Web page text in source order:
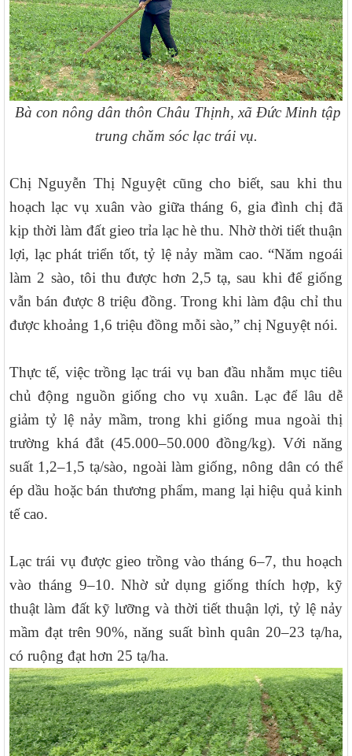
Bà con nông dân thôn Châu Thịnh, xã Đức Minh tập
trung chăm sóc lạc trái vụ.
Chị Nguyễn Thị Nguyệt cũng cho biết, sau khi thu
hoạch lạc vụ xuân vào giữa tháng 6, gia đình chị đã
kịp thời làm đất gieo trỉa lạc hè thu. Nhờ thời tiết thuận
lợi, lạc phát triển tốt, tỷ lệ nảy mầm cao. “Năm ngoái
làm 2 sào, tôi thu được hơn 2,5 tạ, sau khi để giống
vẫn bán được 8 triệu đồng. Trong khi làm đậu chỉ thu
được khoảng 1,6 triệu đồng mỗi sào,” chị Nguyệt nói.
Thực tế, việc trồng lạc trái vụ ban đầu nhằm mục tiêu
chủ động nguồn giống cho vụ xuân. Lạc để lâu dễ
giảm tỷ lệ nảy mầm, trong khi giống mua ngoài thị
trường khá đắt (45.000–50.000 đồng/kg). Với năng
suất 1,2–1,5 tạ/sào, ngoài làm giống, nông dân có thể
ép dầu hoặc bán thương phẩm, mang lại hiệu quả kinh
tế cao.
Lạc trái vụ được gieo trồng vào tháng 6–7, thu hoạch
vào tháng 9–10. Nhờ sử dụng giống thích hợp, kỹ
thuật làm đất kỹ lưỡng và thời tiết thuận lợi, tỷ lệ nảy
mầm đạt trên 90%, năng suất bình quân 20–23 tạ/ha,
có ruộng đạt hơn 25 tạ/ha.